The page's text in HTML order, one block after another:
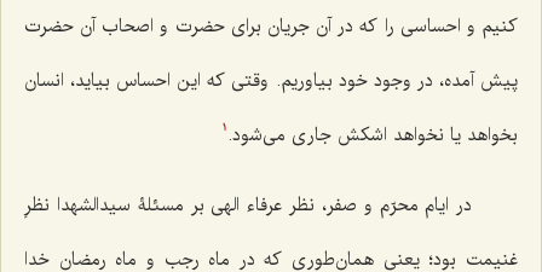
کنیم و احساسی را که در آن جریان برای حضرت و اصحاب آن حضرت
پیش آمده، در وجود خود بیاوریم. وقتی که این احساس بیاید، انسان
بخواهد یا نخواهد اشکش جاری می‌شود. 1
در ايام محرّم و صفر، نظر عرفاء الهى بر مسئلۀ سيدالشهدا نظرِ
غنيمت بود؛ يعنى همان‌طورى كه در ماه رجب و ماه رمضان خدا